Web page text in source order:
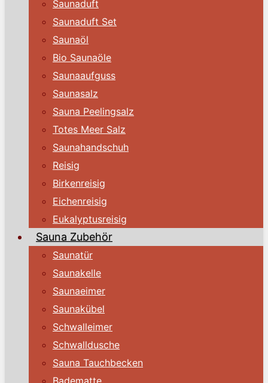
Saunaduft
Saunaduft Set
Saunaöl
Bio Saunaöle
Saunaaufguss
Saunasalz
Sauna Peelingsalz
Totes Meer Salz
Saunahandschuh
Reisig
Birkenreisig
Eichenreisig
Eukalyptusreisig
Sauna Zubehör
Saunatür
Saunakelle
Saunaeimer
Saunakübel
Schwalleimer
Schwalldusche
Sauna Tauchbecken
Badematte